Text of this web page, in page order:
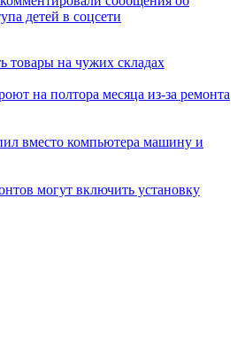
детей в соцсети
товары на чужих складах
на полтора месяца из-за ремонта
вместо компьютера машину и
могут включить установку